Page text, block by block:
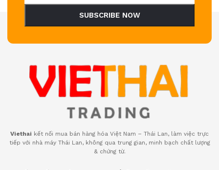
SUBSCRIBE NOW
Viethai kết nối mua bán hàng hóa Việt Nam – Thái Lan, làm việc trực
tiếp với nhà máy Thái Lan, không qua trung gian, minh bạch chất lượng
& chứng từ.